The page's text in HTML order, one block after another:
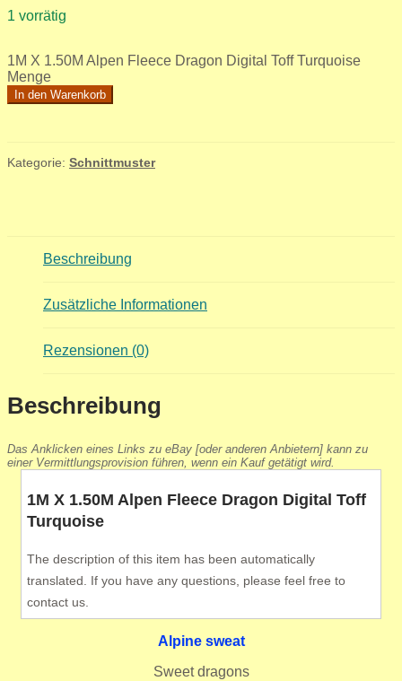
1 vorrätig
1M X 1.50M Alpen Fleece Dragon Digital Toff Turquoise
Menge
In den Warenkorb
Kategorie: Schnittmuster
Beschreibung
Zusätzliche Informationen
Rezensionen (0)
Beschreibung
Das Anklicken eines Links zu eBay [oder anderen Anbietern] kann zu
einer Vermittlungsprovision führen, wenn ein Kauf getätigt wird.
1M X 1.50M Alpen Fleece Dragon Digital Toff
Turquoise
The description of this item has been automatically
translated. If you have any questions, please feel free to
contact us.
Alpine sweat
Sweet dragons